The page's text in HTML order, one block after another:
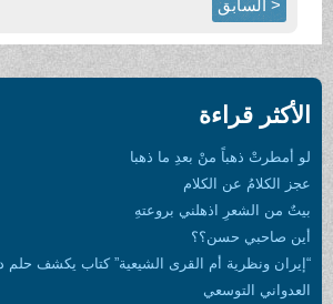
كتاب يكشف حلم دولة ولاية الفقيه